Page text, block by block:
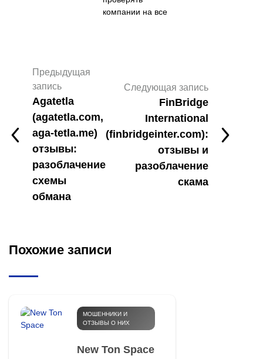
компании на все
Предыдущая
запись
Agatetla
(agatetla.com,
aga-tetla.me)
отзывы:
разоблачение
схемы
обмана
Следующая запись
FinBridge
International
(finbridgeinter.com):
отзывы и
разоблачение
скама
Похожие записи
МОШЕННИКИ И
ОТЗЫВЫ О НИХ
New Ton Space